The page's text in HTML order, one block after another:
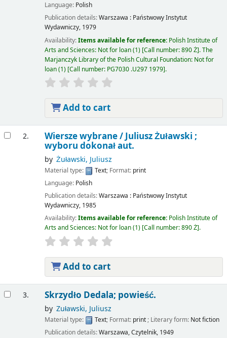
Language: Polish
Publication details:Warszawa : Państwowy Instytut
Wydawniczy, 1979
Availability:Items available for reference: Polish Institute of
Arts and Sciences: Not for loan(1) Call number:890 Ż .The
Marjanczyk Library of the Polish Cultural Foundation: Not for
loan(1) Call number: PG7030 .U297 1979 .
Add to cart
2. Wiersze wybrane /Juliusz Żuławski ;
wyboru dokonał aut.
by Żuławski, Juliusz
Material type: Text; Format: print
Language: Polish
Publication details:Warszawa : Państwowy Instytut
Wydawniczy, 1985
Availability:Items available for reference: Polish Institute of
Arts and Sciences: Not for loan(1) Call number:890 Ż .
Add to cart
3. Skrzydło Dedala; powieść.
by Zuławski, Juliusz
Material type: Text; Format: print; Literary form: Not fiction
Publication details:Warszawa,Czytelnik, 1949